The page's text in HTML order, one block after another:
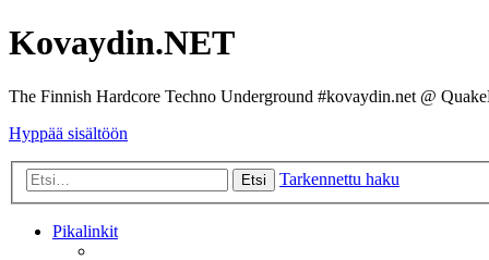
Kovaydin.NET
The Finnish Hardcore Techno Underground #kovaydin.net @
Hyppää sisältöön
Etsi Tarkennettu haku
Pikalinkit